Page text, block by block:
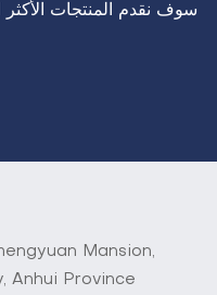
سوف نقدم المنتجات الأكثر
Mansion,
Anhui Province